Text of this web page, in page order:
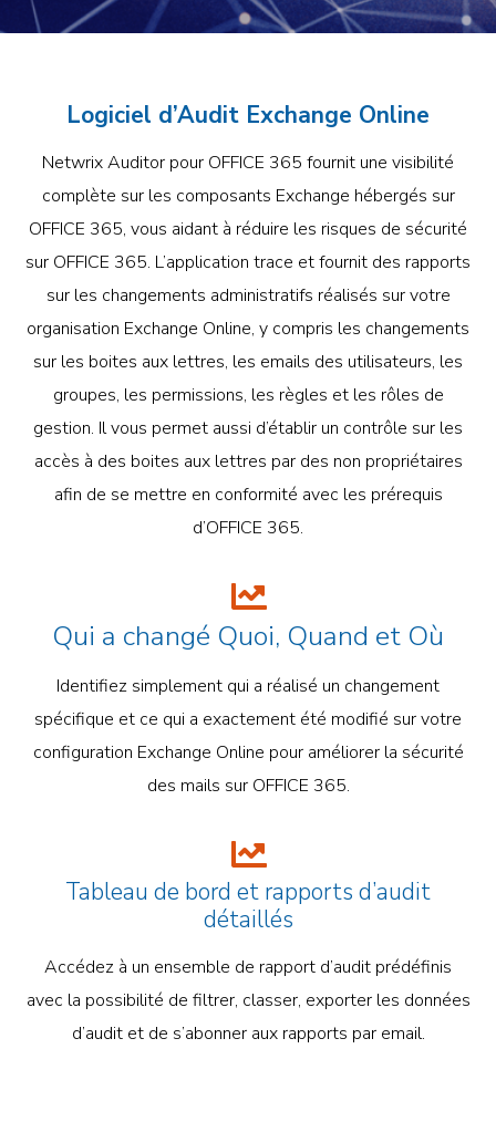
Logiciel d’Audit Exchange Online
Netwrix Auditor pour OFFICE 365 fournit une visibilité
complète sur les composants Exchange hébergés sur
OFFICE 365, vous aidant à réduire les risques de sécurité
sur OFFICE 365. L’application trace et fournit des rapports
sur les changements administratifs réalisés sur votre
organisation Exchange Online, y compris les changements
sur les boites aux lettres, les emails des utilisateurs, les
groupes, les permissions, les règles et les rôles de
gestion. Il vous permet aussi d’établir un contrôle sur les
accès à des boites aux lettres par des non propriétaires
afin de se mettre en conformité avec les prérequis
d’OFFICE 365.
Qui a changé Quoi, Quand et Où
Identifiez simplement qui a réalisé un changement
spécifique et ce qui a exactement été modifié sur votre
configuration Exchange Online pour améliorer la sécurité
des mails sur OFFICE 365.
Tableau de bord et rapports d’audit
détaillés
Accédez à un ensemble de rapport d’audit prédéfinis
avec la possibilité de filtrer, classer, exporter les données
d’audit et de s’abonner aux rapports par email.